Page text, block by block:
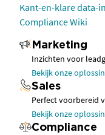
Kant-en-klare data-
Compliance Wiki
Marketing
Inzichten voor
Bekijk onze
Sales
Perfect voorbereid
Bekijk onze
Compliance